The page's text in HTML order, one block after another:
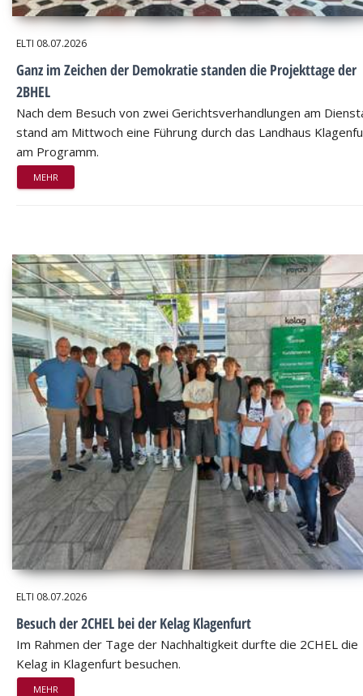
ELTI 08.07.2026
Ganz im Zeichen der Demokratie standen die Projekttage der
2BHEL
Nach dem Besuch von zwei Gerichtsverhandlungen am
stand am Mittwoch eine Führung durch das Landhaus
am Programm.
MEHR
ELTI 08.07.2026
Besuch der 2CHEL bei der Kelag Klagenfurt
Im Rahmen der Tage der Nachhaltigkeit durfte die 2CHEL die
Kelag in Klagenfurt besuchen.
MEHR